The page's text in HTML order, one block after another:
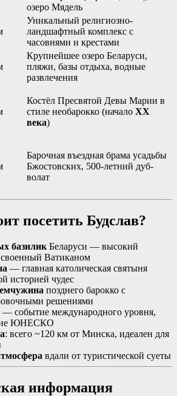
озеро Мядель
Уникальный религиозно-
ландшафтный комплекс с
часовнями и крестами
Крупнейшее озеро Беларуси,
пляжи, базы отдыха, водные
развлечения
Костёл Пресвятой Девы Марии в
стиле необарокко (начало XX
века)
Барочная въездная брама усадьбы
Бжостовских, 500-летний дуб-
волат
посетить Будслав?
базилик Беларуси — высокий
Ватиканом
— главная католическая святыня
историей чудес
позднего барокко с
решениями
— событие международного уровня,
ЮНЕСКО
: всего ~120 км от Минска, идеален для
вдали от туристической суеты
информация